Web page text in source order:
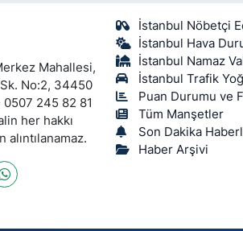
Mahallesi,
No:2, 34450
0507 245 82 81
her hakkı
İstanbul Nöbetçi
İstanbul Hava
İstanbul Namaz
İstanbul Trafik
Puan Durumu ve
Tüm Manşetler
Son Dakika
Haber Arşivi